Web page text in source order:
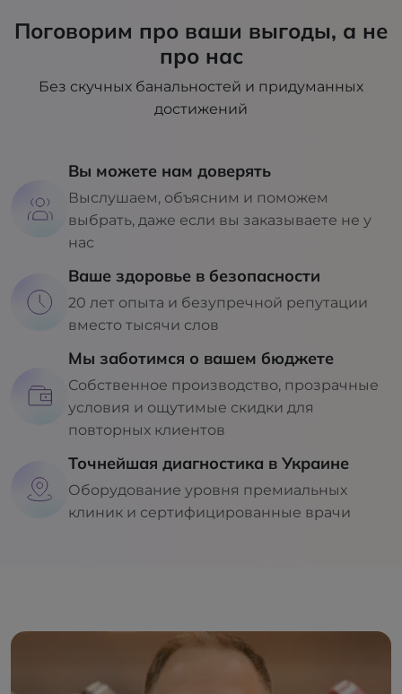
Поговорим про ваши выгоды, а не
про нас
Без скучных банальностей и придуманных
достижений
Вы можете нам доверять
Выслушаем, объясним и поможем
выбрать, даже если вы заказываете не у
нас
Ваше здоровье в безопасности
20 лет опыта и безупречной репутации
вместо тысячи слов
Мы заботимся о вашем бюджете
Собственное производство, прозрачные
условия и ощутимые скидки для
повторных клиентов
Точнейшая диагностика в Украине
Оборудование уровня премиальных
клиник и сертифицированные врачи